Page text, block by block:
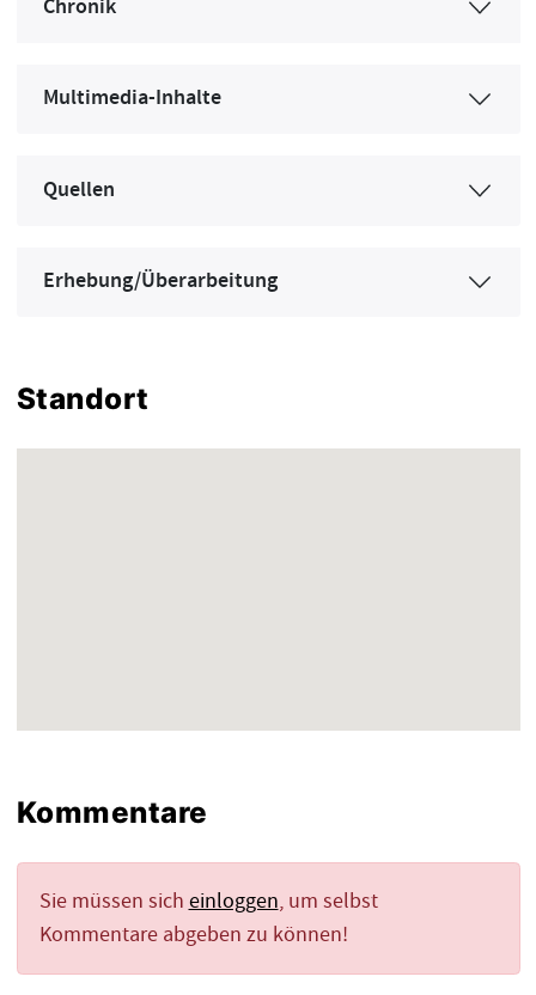
Chronik
Multimedia-Inhalte
Quellen
Erhebung/Überarbeitung
Standort
Kommentare
Sie müssen sich einloggen, um selbst
Kommentare abgeben zu können!